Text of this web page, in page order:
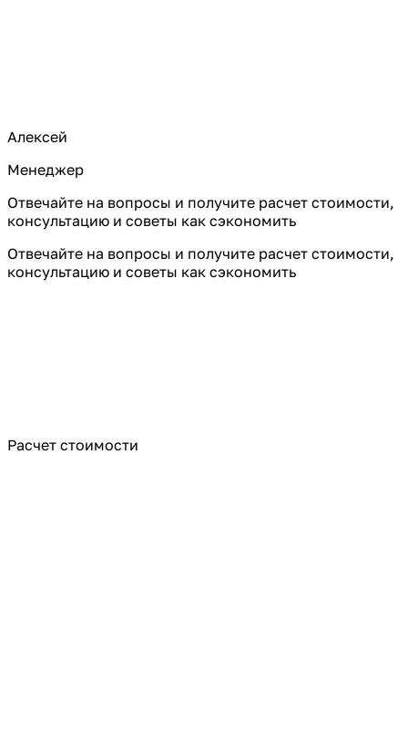
Алексей
Менеджер
Отвечайте на вопросы и получите расчет стоимости,
консультацию и советы как сэкономить
Отвечайте на вопросы и получите расчет стоимости,
консультацию и советы как сэкономить
Расчет стоимости